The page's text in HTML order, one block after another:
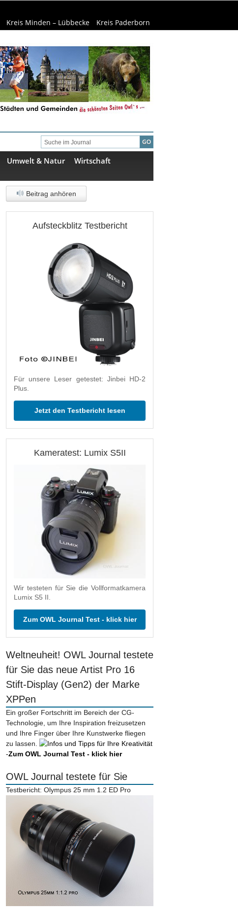
Kreis Minden – Lübbecke Kreis Paderborn
Umwelt & Natur
Wirtschaft
Beitrag anhören
Aufsteckblitz Testbericht
Für unsere Leser getestet: Jinbei HD-2
Plus.
Jetzt den Testbericht lesen
Kameratest: Lumix S5II
Wir testeten für Sie die Vollformatkamera
Lumix S5 II.
Zum OWL Journal Test - klick hier
Weltneuheit! OWL Journal testete
für Sie das neue Artist Pro 16
Stift-Display (Gen2) der Marke
XPPen
Ein großer Fortschritt im Bereich der CG-
Technologie, um Ihre Inspiration freizusetzen
und Ihre Finger über Ihre Kunstwerke fliegen
zu lassen.
-Zum OWL Journal Test - klick hier
OWL Journal testete für Sie
Testbericht: Olympus 25 mm 1.2 ED Pro